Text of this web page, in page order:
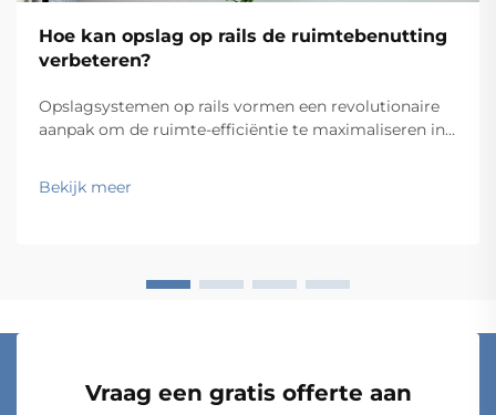
Hoe kan opslag op rails de ruimtebenutting
verbeteren?
Opslagsystemen op rails vormen een revolutionaire
aanpak om de ruimte-efficiëntie te maximaliseren in
gebruik te maken van wandbevestigde railsystemen
die beweegbare opslagcomponenten ondersteunen,
Bekijk meer
Vraag een gratis offerte aan